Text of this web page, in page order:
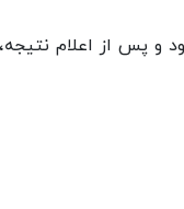
موافق در برابر ۲۰۸ رای مخالف بود و پس از اعلام نتیجه،